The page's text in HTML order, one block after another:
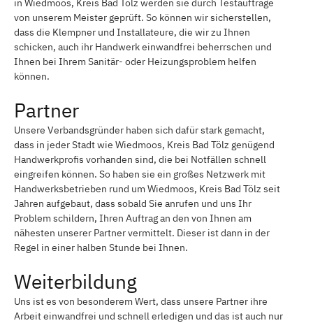
von unserem Meister geprüft. So können wir sicherstellen,
dass die Klempner und Installateure, die wir zu Ihnen
schicken, auch ihr Handwerk einwandfrei beherrschen und
Ihnen bei Ihrem Sanitär- oder Heizungsproblem helfen
können.
Partner
Unsere Verbandsgründer haben sich dafür stark gemacht,
dass in jeder Stadt wie Wiedmoos, Kreis Bad Tölz genügend
Handwerkprofis vorhanden sind, die bei Notfällen schnell
eingreifen können. So haben sie ein großes Netzwerk mit
Handwerksbetrieben rund um Wiedmoos, Kreis Bad Tölz seit
Jahren aufgebaut, dass sobald Sie anrufen und uns Ihr
Problem schildern, Ihren Auftrag an den von Ihnen am
nähesten unserer Partner vermittelt. Dieser ist dann in der
Regel in einer halben Stunde bei Ihnen.
Weiterbildung
Uns ist es von besonderem Wert, dass unsere Partner ihre
Arbeit einwandfrei und schnell erledigen und das ist auch nur